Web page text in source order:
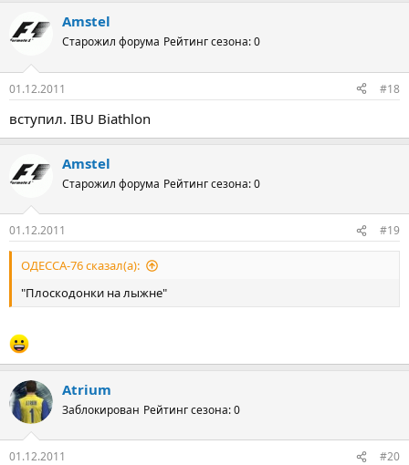
Amstel
Старожил форума Рейтинг сезона: 0
01.12.2011 #18
вступил. IBU Biathlon
Amstel
Старожил форума Рейтинг сезона: 0
01.12.2011 #19
ОДЕССА-76 сказал(а):
"Плоскодонки на лыжне"
Atrium
Заблокирован Рейтинг сезона: 0
01.12.2011 #20